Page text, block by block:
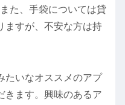
た、手袋については貸
ますが、不安な方は持
たいなオススメのアプ
きます。興味のあるア